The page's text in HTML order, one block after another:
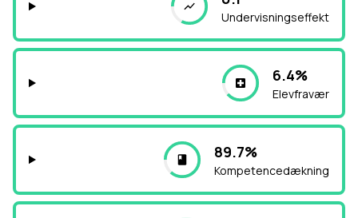
Undervisningseffekt
6.4%
Elevfravær
89.7%
Kompetencedækning